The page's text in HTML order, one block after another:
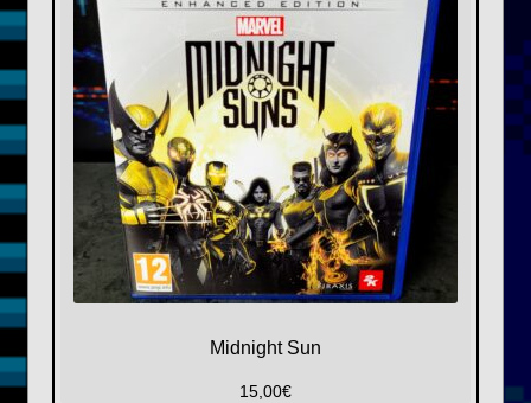
Midnight Sun
15,00€